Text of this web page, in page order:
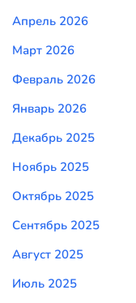
Апрель 2026
Март 2026
Февраль 2026
Январь 2026
Декабрь 2025
Ноябрь 2025
Октябрь 2025
Сентябрь 2025
Август 2025
Июль 2025